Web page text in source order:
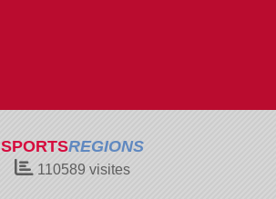
SPORTSREGIONS
110589visites